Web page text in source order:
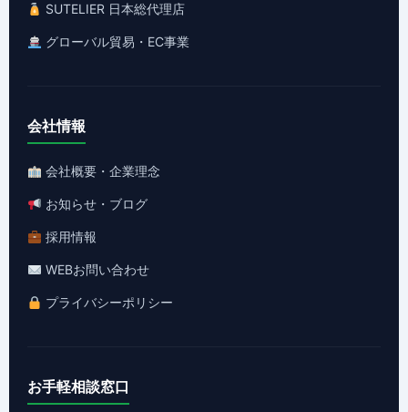
SUTELIER 日本総代理店
グローバル貿易・EC事業
会社情報
会社概要・企業理念
お知らせ・ブログ
採用情報
WEBお問い合わせ
プライバシーポリシー
お手軽相談窓口